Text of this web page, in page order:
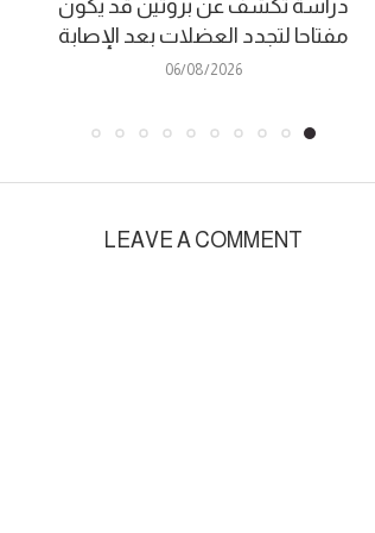
دراسة تكشف عن بروتين قد يكون
مفتاحا لتجدد العضلات بعد الإصابة
06/08/2026
LEAVE A COMMENT